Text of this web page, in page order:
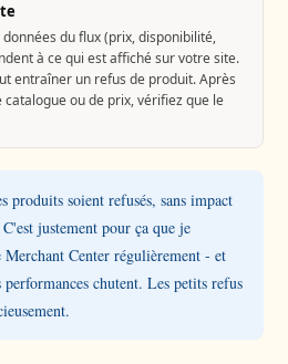
du flux (prix, disponibilité,
à ce qui est affiché sur votre site.
entraîner un refus de produit. Après
catalogue ou de prix, vérifiez que le
produits soient refusés, sans impact
justement pour ça que je
Center régulièrement - et
chutent. Les petits refus